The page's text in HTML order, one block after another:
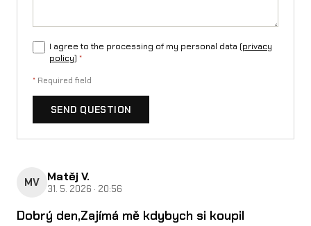
I agree to the processing of my personal data (privacy
policy) *
* Required field
SEND QUESTION
MV Matěj V.
31. 5. 2026 · 20:56
Dobrý den,Zajímá mě kdybych si koupil